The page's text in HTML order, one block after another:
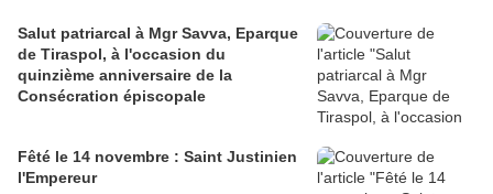
Salut patriarcal à Mgr Savva, Eparque
de Tiraspol, à l'occasion du
quinzième anniversaire de la
Consécration épiscopale
Fêté le 14 novembre : Saint Justinien
l'Empereur